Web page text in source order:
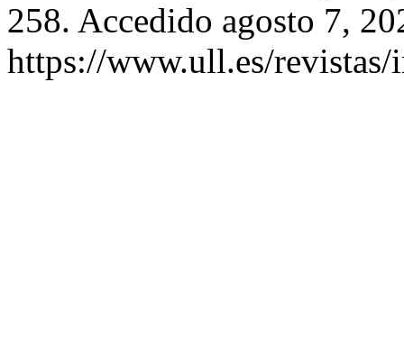
258. Accedido agosto 7,
https://www.ull.es/